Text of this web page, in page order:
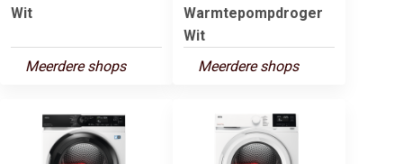
Wit
Meerdere shops
Warmtepompdroger
Wit
Meerdere shops